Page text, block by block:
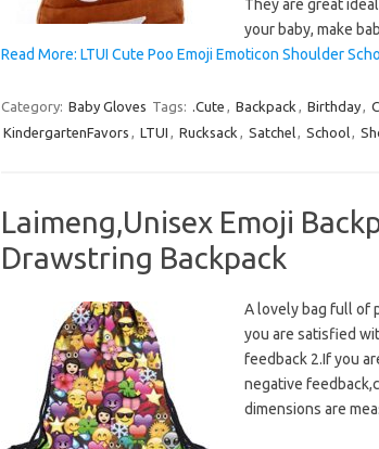
They are great
your baby, make
Read More: LTUI Cute Poo Emoji Emoticon Shoulder
Category: Baby Gloves Tags: .Cute , Backpack , Birthday,
KindergartenFavors , LTUI , Rucksack , Satchel, School,
Laimeng,Unisex Emoji
Drawstring Backpack
A lovely bag full of
you are satisfied
feedback 2.If you
negative
dimensions are